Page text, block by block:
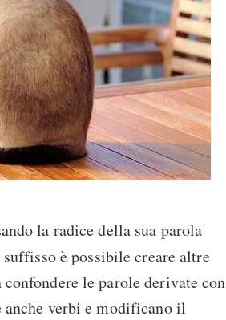
la radice della sua parola
è possibile creare altre
le parole derivate con
verbi e modificano il